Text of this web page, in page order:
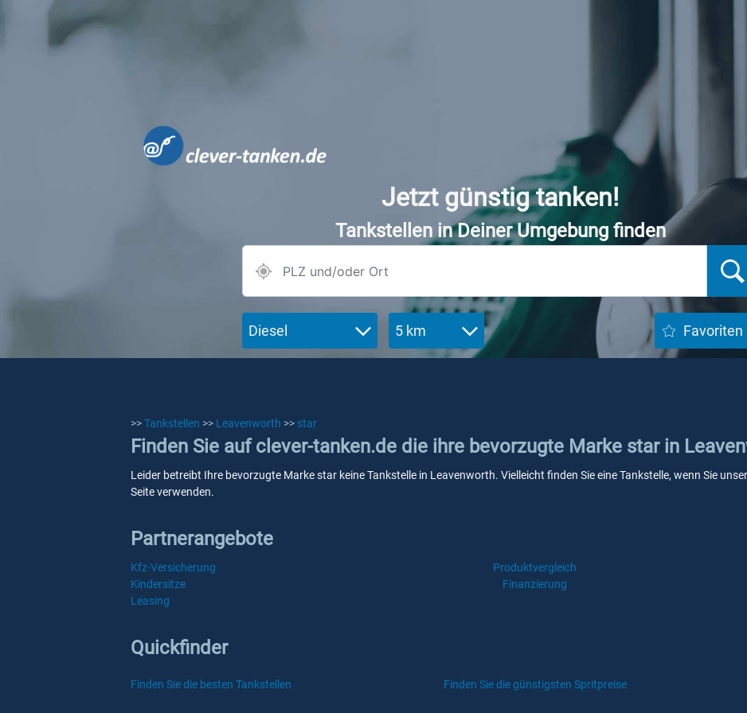
Jetzt günstig tanken!
Tankstellen in Deiner Umgebung finden
Diesel 5 km Favoriten
>>Tankstellen >> Leavenworth >> star
Finden Sie auf clever-tanken.de die ihre bevorzugte Marke star in
Leider betreibt Ihre bevorzugte Marke star keine Tankstelle in Leavenworth. Vielleicht finden Sie eine Tankstelle, wenn Sie
Seite verwenden.
Partnerangebote
Kfz-Versicherung Produktvergleich
Kindersitze
Finanzierung
Leasing
Quickfinder
Finden Sie die besten Tankstellen Finden Sie die günstigsten Spritpreise